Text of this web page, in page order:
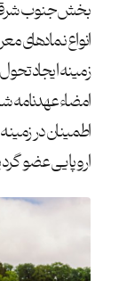
بخش جنوب شرقی
زمینه ایجاد
امضاء عهدنامه
اطمینان در
اروپایی عضو